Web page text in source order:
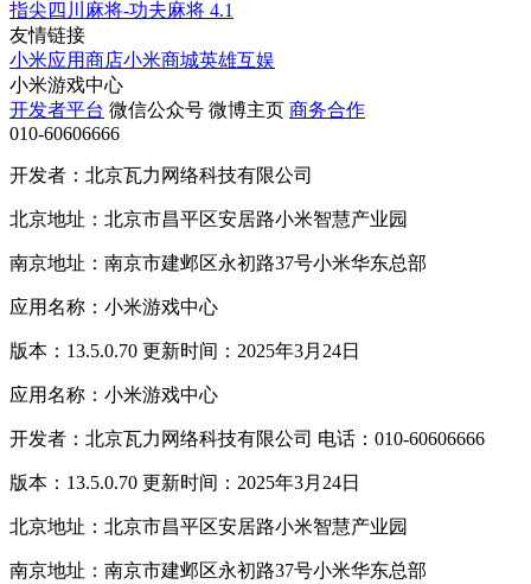
指尖四川麻将-功夫麻将 4.1
友情链接
小米应用商店小米商城英雄互娱
小米游戏中心
开发者平台 微信公众号 微博主页 商务合作
010-60606666
开发者：北京瓦力网络科技有限公司
北京地址：北京市昌平区安居路小米智慧产业园
南京地址：南京市建邺区永初路37号小米华东总部
应用名称：小米游戏中心
版本：13.5.0.70 更新时间：2025年3月24日
应用名称：小米游戏中心
开发者：北京瓦力网络科技有限公司 电话：010-60606666
版本：13.5.0.70 更新时间：2025年3月24日
北京地址：北京市昌平区安居路小米智慧产业园
南京地址：南京市建邺区永初路37号小米华东总部